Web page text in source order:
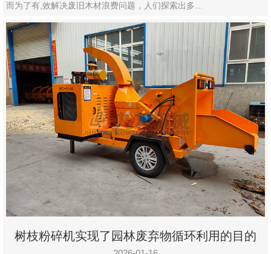
而为了有,效解决废旧木材浪费问题，人们探索出多…
树枝粉碎机实现了园林废弃物循环利用的目的